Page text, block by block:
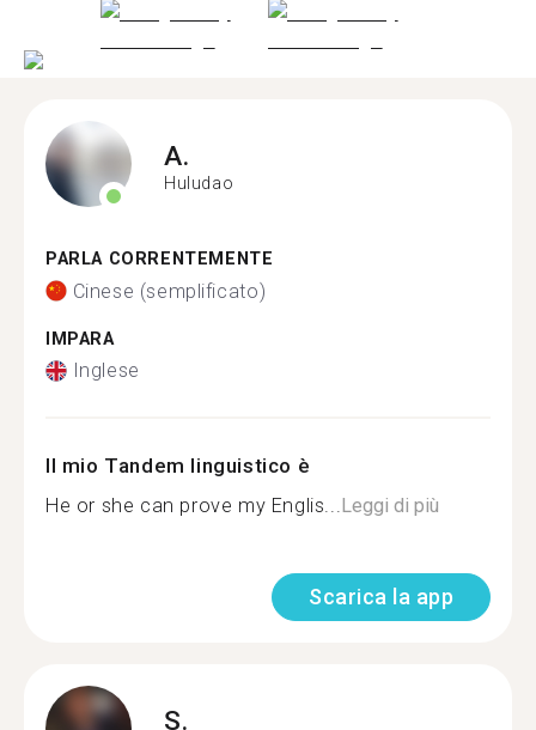
A.
Huludao
PARLA CORRENTEMENTE
Cinese (semplificato)
IMPARA
Inglese
Il mio Tandem linguistico è
He or she can prove my Englis...Leggi di più
Scarica la app
S.